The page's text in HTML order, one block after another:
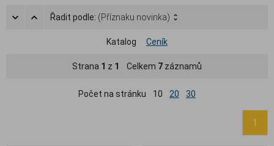
Řadit podle: (Příznaku novinka)
Katalog Ceník
Strana 1 z 1 Celkem 7 záznamů
Počet na stránku 10 20 30
1